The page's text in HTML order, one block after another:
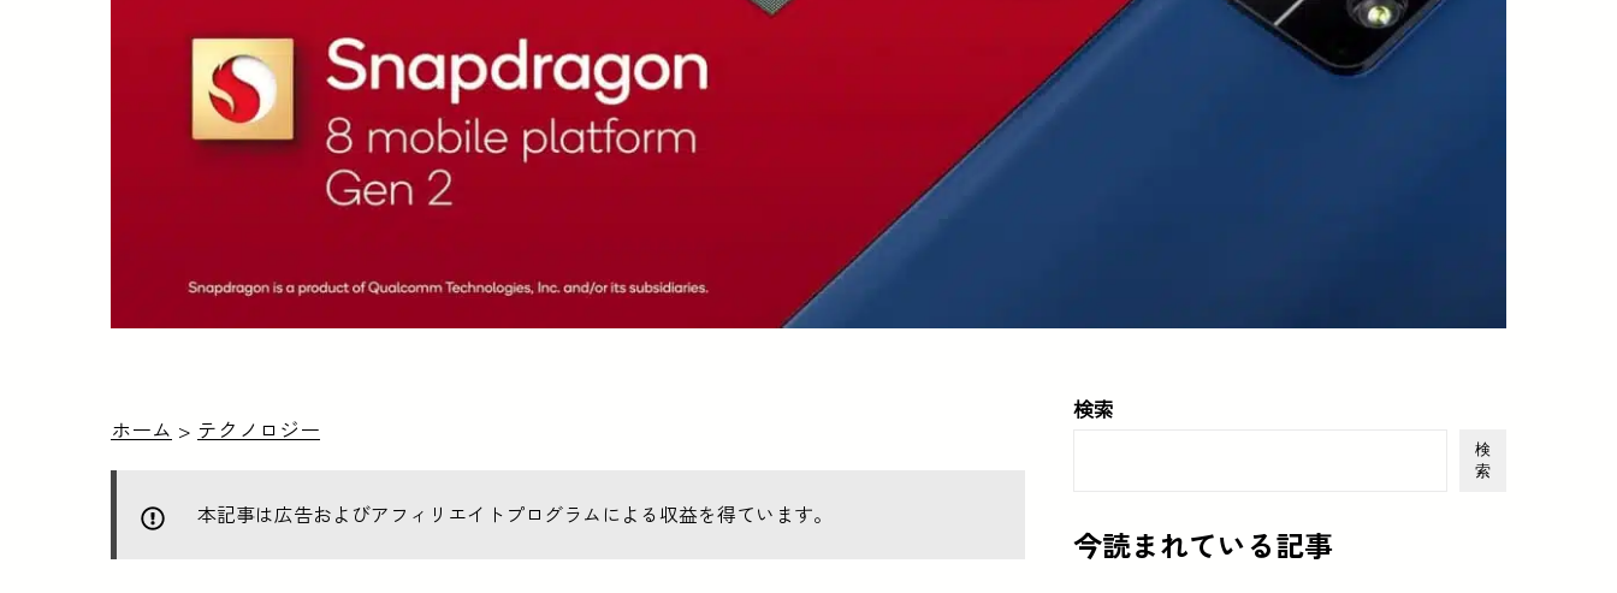
ホーム > テクノロジー
本記事は広告およびアフィリエイトプログラムによる収益を得ています。
検索
検
索
今読まれている記事